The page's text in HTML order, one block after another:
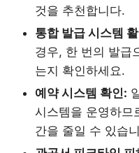
것을 추천합니다.
통합 발급 시스템
경우, 한 번의 발급
는지 확인하세요.
예약 시스템 확인:
시스템을 운영하므
간을 줄일 수 있습